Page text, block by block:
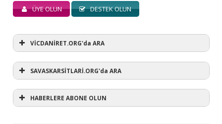
ÜYE OLUN DESTEK OLUN
VİCDANİRET.ORG'da ARA
SAVASKARSİTLARİ.ORG'da ARA
HABERLERE ABONE OLUN